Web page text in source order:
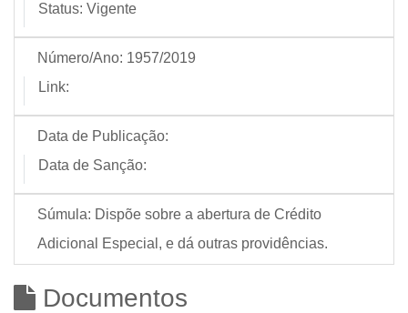
Status: Vigente
Número/Ano: 1957/2019
Link:
Data de Publicação:
Data de Sanção:
Súmula: Dispõe sobre a abertura de Crédito
Adicional Especial, e dá outras providências.
Documentos